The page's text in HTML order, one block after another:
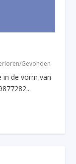
Gevonden
in de vorm van